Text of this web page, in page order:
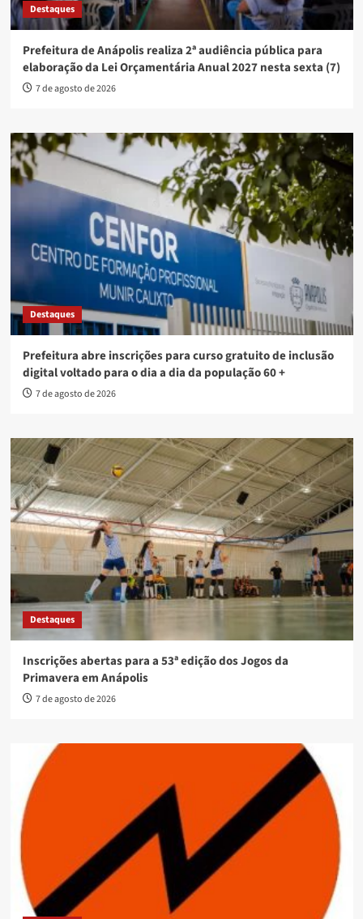
Destaques
Prefeitura de Anápolis realiza 2ª audiência pública para
elaboração da Lei Orçamentária Anual 2027 nesta sexta (7)
7 de agosto de 2026
Destaques
Prefeitura abre inscrições para curso gratuito de inclusão
digital voltado para o dia a dia da população 60 +
7 de agosto de 2026
Destaques
Inscrições abertas para a 53ª edição dos Jogos da
Primavera em Anápolis
7 de agosto de 2026